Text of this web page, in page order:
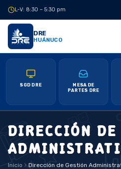
L-V: 8:30 – 5:30 pm
DRE
HUÁNUCO
SGD DRE
MESA DE
PARTES DRE
DIRECCIÓN DE
Inicio Dirección de Gestión